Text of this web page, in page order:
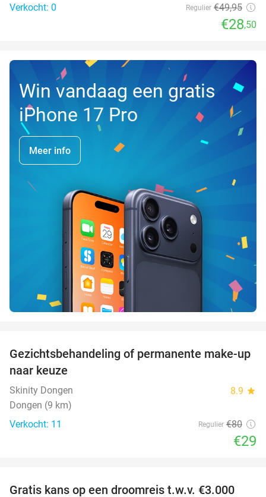
Verkocht: 0
Regulier €49,95
€28,50
Win vandaag een gratis
iPhone 17 Pro
Meer info
64%
Gezichtsbehandeling of permanente make-up
naar keuze
Skinity Dongen 8.9 star
Dongen (9 km)
Verkocht: 11
Regulier €80
€29
Gratis kans op een droomreis t.w.v. €3.000